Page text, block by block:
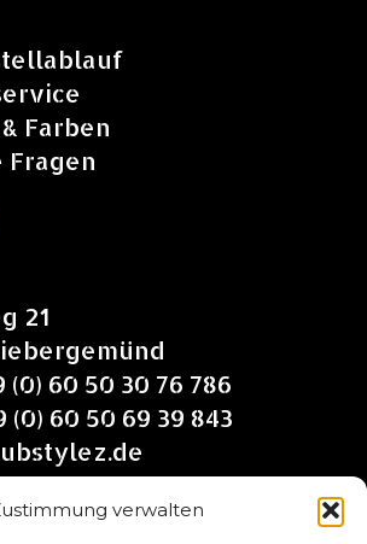
verwalten
Farben
Fragen
21
(0) 60 50 30 76 786
(0) 60 50 69 39 843